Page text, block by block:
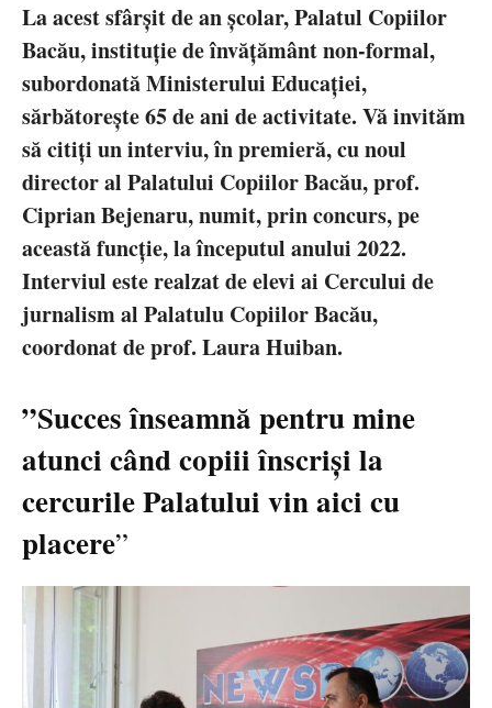
La acest sfârșit de an școlar, Palatul Copiilor
Bacău, instituție de învățământ non-formal,
subordonată Ministerului Educației,
sărbătorește 65 de ani de activitate. Vă invităm
să citiți un interviu, în premieră, cu noul
director al Palatului Copiilor Bacău, prof.
Ciprian Bejenaru, numit, prin concurs, pe
această funcție, la începutul anului 2022.
Interviul este realzat de elevi ai Cercului de
jurnalism al Palatulu Copiilor Bacău,
coordonat de prof. Laura Huiban.
”Succes înseamnă pentru mine
atunci când copiii înscriși la
cercurile Palatului vin aici cu
placere”